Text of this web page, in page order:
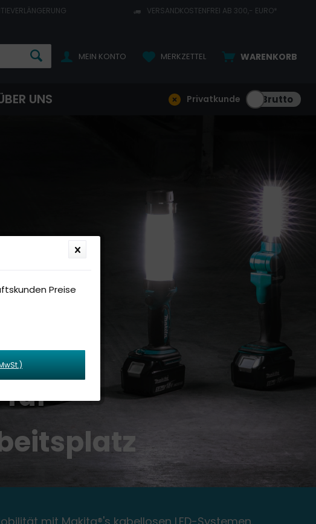
VERSANDKOSTENFREI AB 300,- EURO*
WARENKORB
MERKZETTEL
MEIN KONTO
UNS Privatkunde
für
Preise